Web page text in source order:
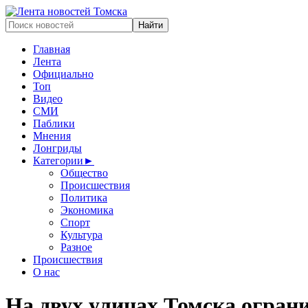
Главная
Лента
Официально
Топ
Видео
СМИ
Паблики
Мнения
Лонгриды
Категории ►
Общество
Происшествия
Политика
Экономика
Спорт
Культура
Разное
Происшествия
О нас